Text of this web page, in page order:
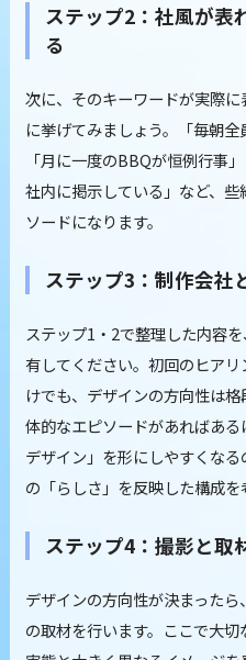
ステップ2：社風が表
る
次に、そのキーワードが実際
に挙げてみましょう。「毎朝全
「月に一度のBBQが恒例行事
社内に掲示している」など、
ソードになります。
ステップ3：制作会社
ステップ1・2で整理した内容
有してください。初回のヒア
けでも、デザインの方向性は
体的なエピソードがあればあ
デザイン」を形にしやすくな
の「らしさ」を反映した構成を
ステップ4：撮影と取
デザインの方向性が決まった
の取材を行います。ここで大切